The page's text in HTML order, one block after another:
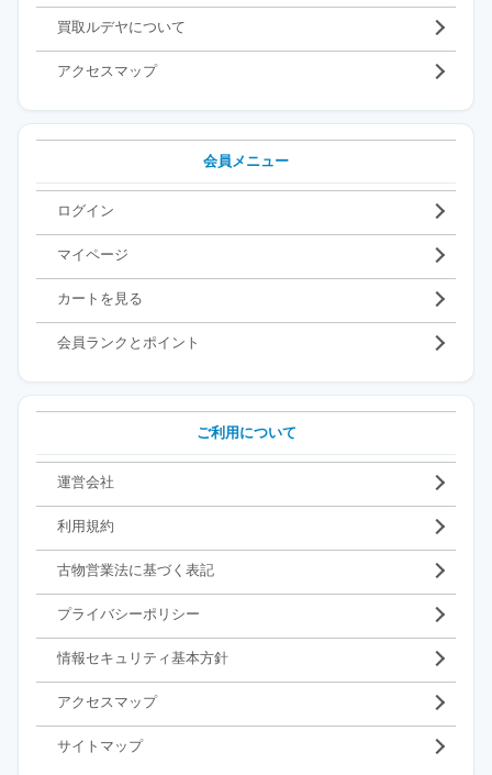
買取ルデヤについて
アクセスマップ
会員メニュー
ログイン
マイページ
カートを見る
会員ランクとポイント
ご利用について
運営会社
利用規約
古物営業法に基づく表記
プライバシーポリシー
情報セキュリティ基本方針
アクセスマップ
サイトマップ